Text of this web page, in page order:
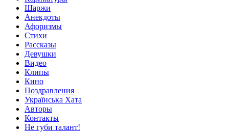
Шаржи
Анекдоты
Афоризмы
Стихи
Рассказы
Девушки
Видео
Клипы
Кино
Поздравления
Українська Хата
Авторы
Контакты
Не губи талант!